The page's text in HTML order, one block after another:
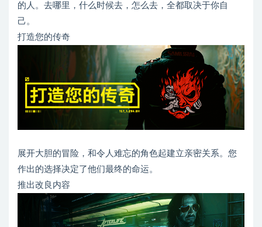
的人。去哪里，什么时候去，怎么去，全都取决于你自
己。
打造您的传奇
展开大胆的冒险，和令人难忘的角色起建立亲密关系。您
作出的选择决定了他们最终的命运。
推出改良内容